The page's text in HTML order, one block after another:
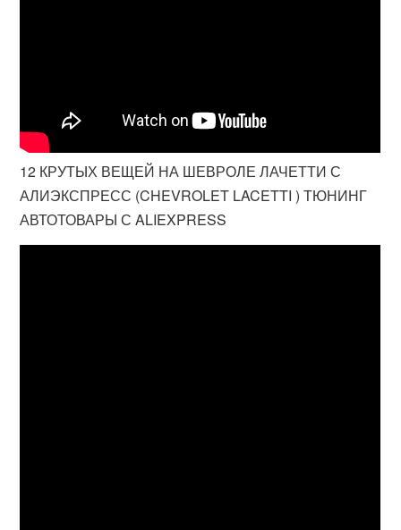
12 КРУТЫХ ВЕЩЕЙ НА ШЕВРОЛЕ ЛАЧЕТТИ С
АЛИЭКСПРЕСС (CHEVROLET LACETTI ) ТЮНИНГ
АВТОТОВАРЫ С ALIEXPRESS